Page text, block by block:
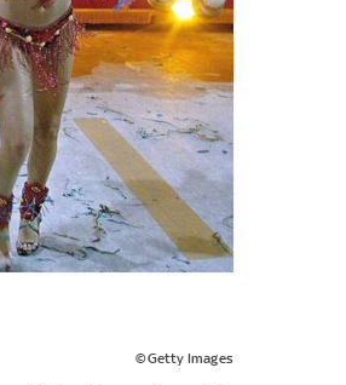
©Getty Images